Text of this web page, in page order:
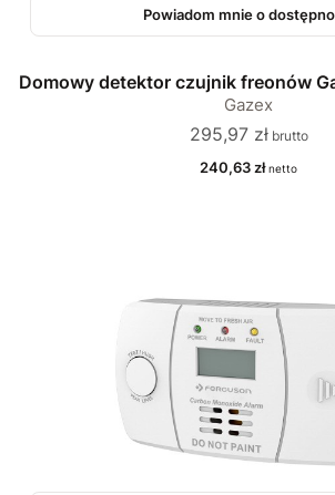
Powiadom mnie o
Domowy detektor czujnik freonów
Gazex
Cena
295,97 zł
Cena
240,63 zł